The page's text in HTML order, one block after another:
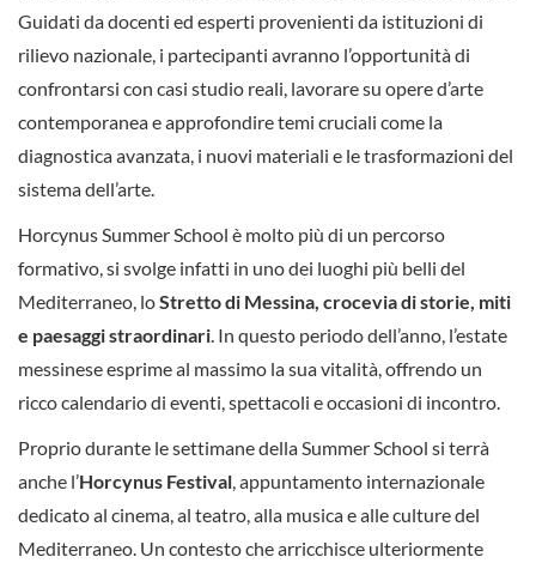
Guidati da docenti ed esperti provenienti da istituzioni di
rilievo nazionale, i partecipanti avranno l’opportunità di
confrontarsi con casi studio reali, lavorare su opere d’arte
contemporanea e approfondire temi cruciali come la
diagnostica avanzata, i nuovi materiali e le trasformazioni del
sistema dell’arte.
Horcynus Summer School è molto più di un percorso
formativo, si svolge infatti in uno dei luoghi più belli del
Mediterraneo, loStretto di Messina, crocevia di storie, miti
e paesaggi straordinari. In questo periodo dell’anno, l’estate
messinese esprime al massimo la sua vitalità, offrendo un
ricco calendario di eventi, spettacoli e occasioni di incontro.
Proprio durante le settimane della Summer School si terrà
anche l’Horcynus Festival, appuntamento internazionale
dedicato al cinema, al teatro, alla musica e alle culture del
Mediterraneo. Un contesto che arricchisce ulteriormente